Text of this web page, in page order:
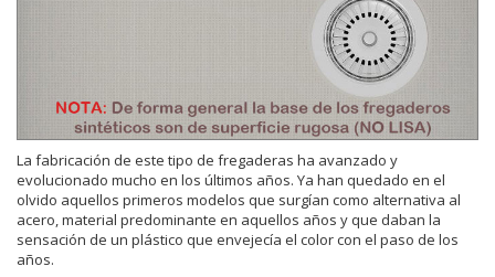
La fabricación de este tipo de fregaderas ha avanzado y
evolucionado mucho en los últimos años. Ya han quedado en el
olvido aquellos primeros modelos que surgían como alternativa al
acero, material predominante en aquellos años y que daban la
sensación de un plástico que envejecía el color con el paso de los
años.